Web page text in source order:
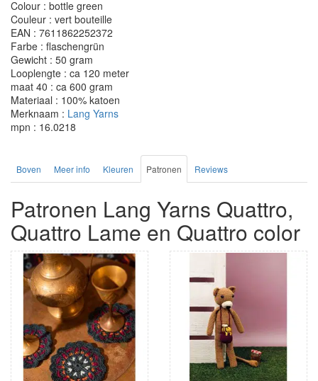
Colour : bottle green
Couleur : vert bouteille
EAN : 7611862252372
Farbe : flaschengrün
Gewicht : 50 gram
Looplengte : ca 120 meter
maat 40 : ca 600 gram
Materiaal : 100% katoen
Merknaam : Lang Yarns
mpn : 16.0218
Boven Meer info Kleuren Patronen Reviews
Patronen Lang Yarns Quattro,
Quattro Lame en Quattro color